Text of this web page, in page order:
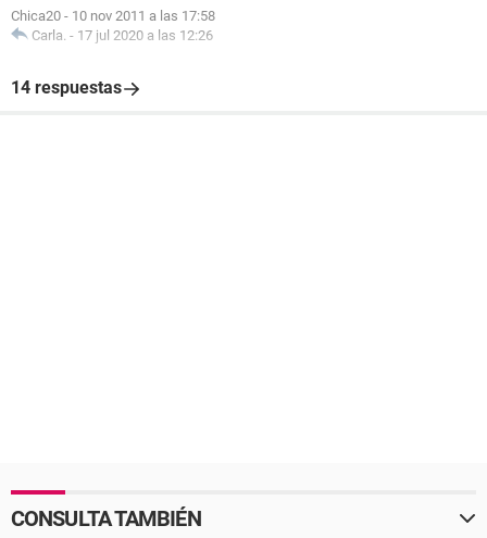
Chica20 - 10 nov 2011 a las 17:58
Carla. - 17 jul 2020 a las 12:26
14 respuestas
CONSULTA TAMBIÉN